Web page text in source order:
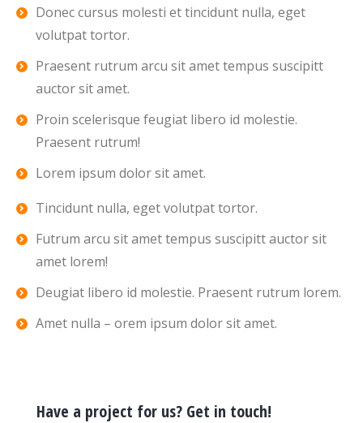
Donec cursus molesti et tincidunt nulla, eget
volutpat tortor.
Praesent rutrum arcu sit amet tempus suscipitt
auctor sit amet.
Proin scelerisque feugiat libero id molestie.
Praesent rutrum!
Lorem ipsum dolor sit amet.
Tincidunt nulla, eget volutpat tortor.
Futrum arcu sit amet tempus suscipitt auctor sit
amet lorem!
Deugiat libero id molestie. Praesent rutrum lorem.
Amet nulla – orem ipsum dolor sit amet.
Have a project for us? Get in touch!